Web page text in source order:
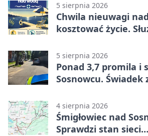
5 sierpnia 2026
Chwila nieuwagi
kosztować życie.
5 sierpnia 2026
Ponad 3,7 promila i
Sosnowcu. Świadek
4 sierpnia 2026
Śmigłowiec nad
Sprawdzi stan sieci